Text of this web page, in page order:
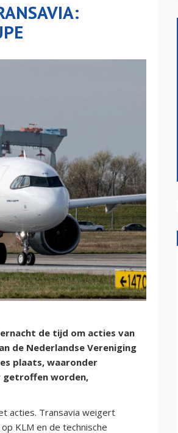
de tijd om acties van
de Nederlandse Vereniging
plaats, waaronder
getroffen worden,
acties. Transavia weigert
KLM en de technische